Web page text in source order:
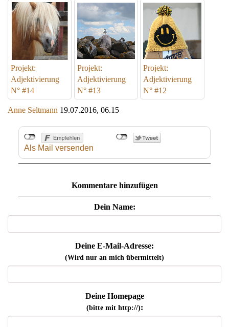
Projekt:
Adjektivierung
N° #14
Projekt:
Adjektivierung
N° #13
Projekt:
Adjektivierung
N° #12
Anne Seltmann 19.07.2016, 06.15
Als Mail versenden
Kommentare hinzufügen
Dein Name:
Deine E-Mail-Adresse:
(Wird nur an mich übermittelt)
Deine Homepage
(bitte mit http://):